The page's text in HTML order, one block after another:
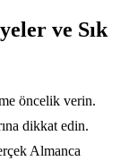
ve Sık
öncelik verin.
dikkat edin.
Almanca